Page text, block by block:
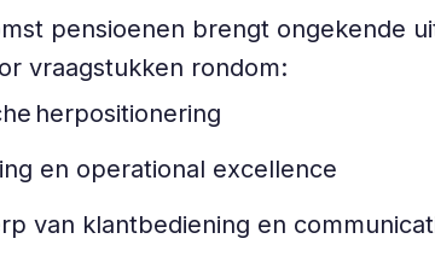
pensioenen brengt ongekende
vraagstukken rondom:
herpositionering
en operational excellence
van klantbediening en